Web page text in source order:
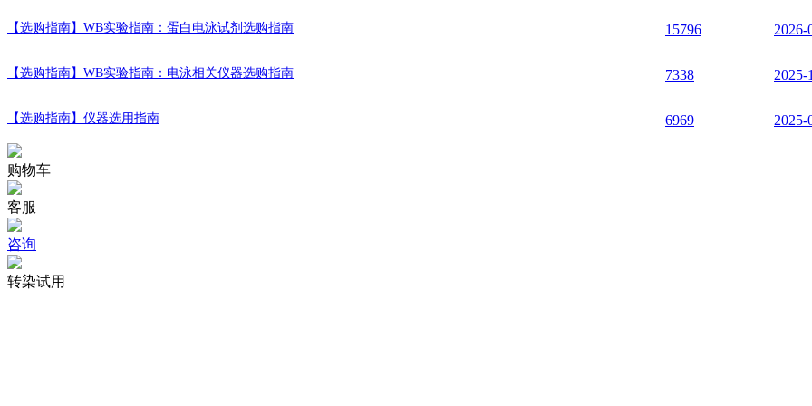
【选购指南】 WB实验指南：蛋白电泳试剂选购指南 15796 2026-
【选购指南】 WB实验指南：电泳相关仪器选购指南 7338 2025-
【选购指南】 仪器选用指南 6969 2025-
购物车
客服
咨询
转染试用